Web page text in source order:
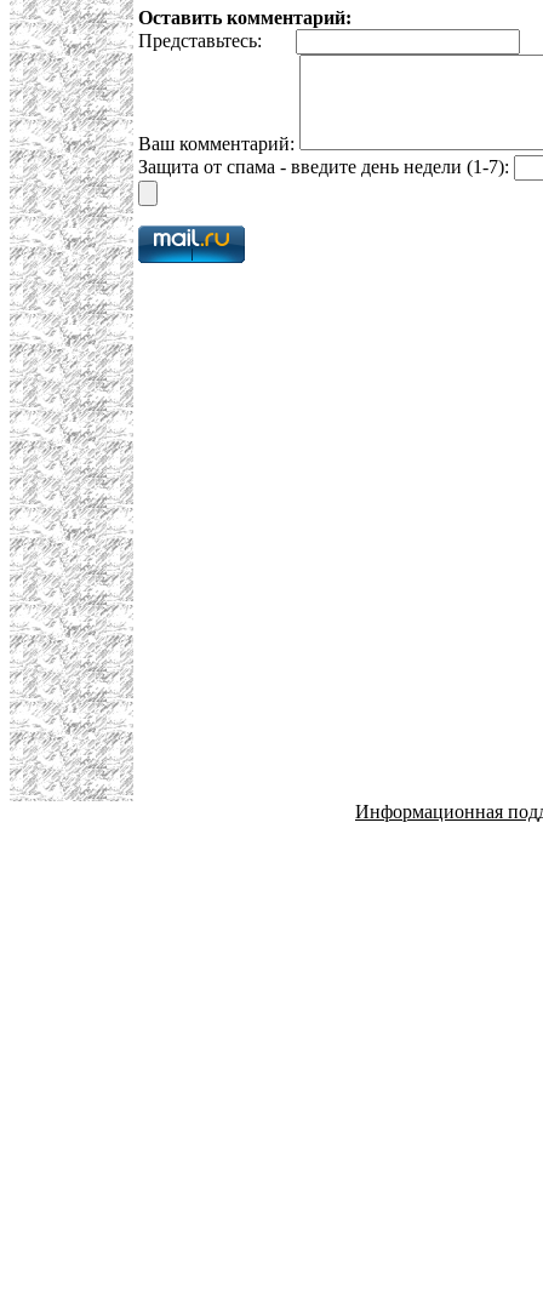
Оставить комментарий:
Представьтесь:
Ваш комментарий:
Защита от спама - введите день недели (1-7):
Информационная